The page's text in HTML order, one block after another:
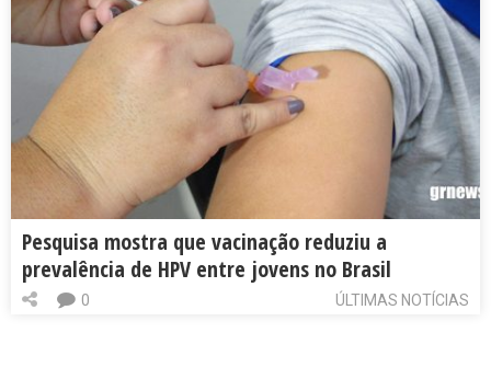
Pesquisa mostra que vacinação reduziu a
prevalência de HPV entre jovens no Brasil
ÚLTIMAS NOTÍCIAS
0